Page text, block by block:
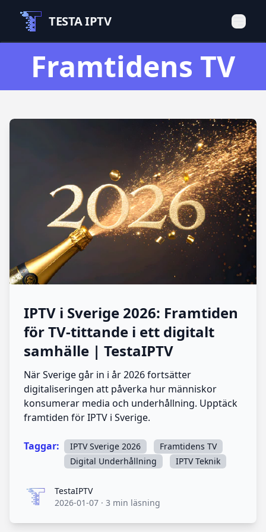
TESTA IPTV
Framtidens TV
IPTV i Sverige 2026: Framtiden
för TV-tittande i ett digitalt
samhälle | TestaIPTV
När Sverige går in i år 2026 fortsätter
digitaliseringen att påverka hur människor
konsumerar media och underhållning. Upptäck
framtiden för IPTV i Sverige.
Taggar: IPTV Sverige 2026
Framtidens TV
Digital Underhållning
IPTV Teknik
TestaIPTVTestaIPTV
2026-01-07 · 3 min läsning